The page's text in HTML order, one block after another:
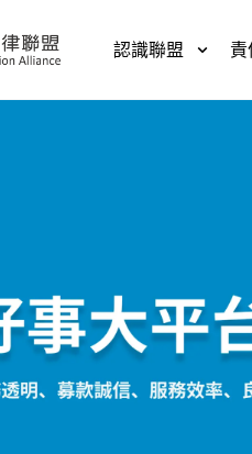
認識聯盟